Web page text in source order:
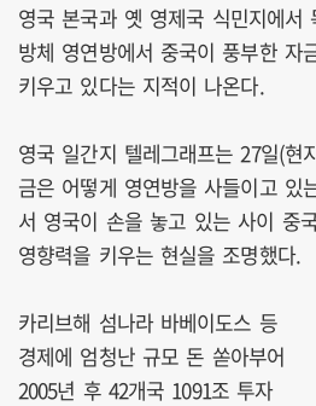
영국 본국과 옛 영제국 식민지에서
방체 영연방에서 중국이 풍부한 자
키우고 있다는 지적이 나온다.
영국 일간지 텔레그래프는 27일(현
금은 어떻게 영연방을 사들이고 있
서 영국이 손을 놓고 있는 사이 중
영향력을 키우는 현실을 조명했다.
카리브해 섬나라 바베이도스 등
경제에 엄청난 규모 돈 쏟아부어
2005년 후 42개국 1091조 투자